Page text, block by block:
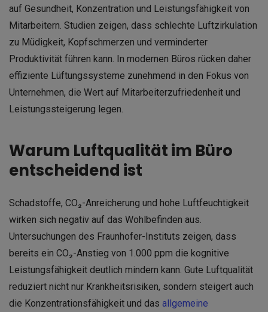
auf Gesundheit, Konzentration und Leistungsfähigkeit von
Mitarbeitern. Studien zeigen, dass schlechte Luftzirkulation
zu Müdigkeit, Kopfschmerzen und verminderter
Produktivität führen kann. In modernen Büros rücken daher
effiziente Lüftungssysteme zunehmend in den Fokus von
Unternehmen, die Wert auf Mitarbeiterzufriedenheit und
Leistungssteigerung legen.
Warum Luftqualität im Büro
entscheidend ist
Schadstoffe, CO₂-Anreicherung und hohe Luftfeuchtigkeit
wirken sich negativ auf das Wohlbefinden aus.
Untersuchungen des Fraunhofer-Instituts zeigen, dass
bereits ein CO₂-Anstieg von 1.000 ppm die kognitive
Leistungsfähigkeit deutlich mindern kann. Gute Luftqualität
reduziert nicht nur Krankheitsrisiken, sondern steigert auch
die Konzentrationsfähigkeit und das allgemeine